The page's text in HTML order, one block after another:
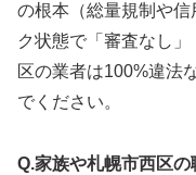
の根本（総量規制や
ク状態で「審査なし
区の業者は100%違法
でください。
Q.家族や札幌市西区